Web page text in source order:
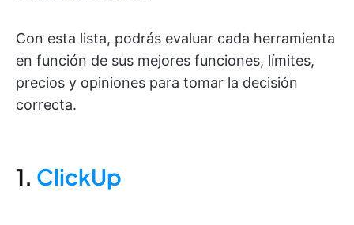
Con esta lista, podrás evaluar cada herramienta
en función de sus mejores funciones, límites,
precios y opiniones para tomar la decisión
correcta.
1. ClickUp